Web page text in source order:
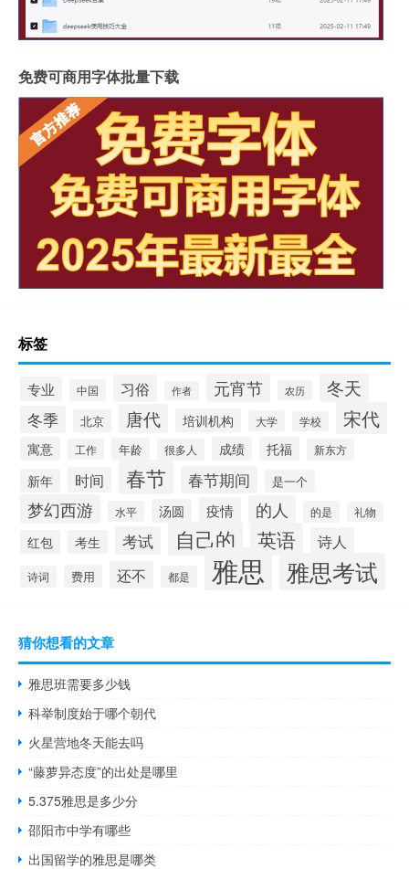
免费可商用字体批量下载
标签
专业 中国 习俗 作者 元宵节 农历 冬天
冬季 北京 唐代 培训机构 大学 学校 宋代
寓意 工作 年龄 很多人 成绩 托福 新东方
新年 时间 春节 春节期间 是一个
梦幻西游 水平 汤圆 疫情 的人 的是 礼物
红包 考生 考试 自己的 英语 诗人
诗词 费用 还不 都是 雅思 雅思考试
猜你想看的文章
雅思班需要多少钱
科举制度始于哪个朝代
火星营地冬天能去吗
“藤萝异态度”的出处是哪里
5.375雅思是多少分
邵阳市中学有哪些
出国留学的雅思是哪类